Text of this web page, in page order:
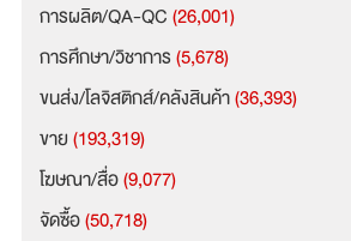
การผลิต/QA-QC(26,001)
การศึกษา/วิชาการ(5,678)
ขนส่ง/โลจิสติกส์/คลังสินค้า(36,393)
ขาย(193,319)
โฆษณา/สื่อ(9,077)
จัดซื้อ(50,718)